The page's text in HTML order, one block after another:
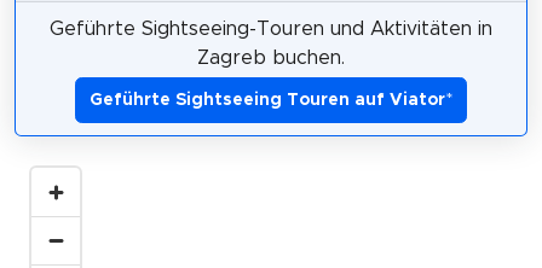
Geführte Sightseeing-Touren und Aktivitäten in
Zagreb buchen.
Geführte Sightseeing Touren auf Viator*